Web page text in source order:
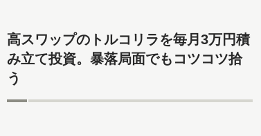
高スワップのトルコリラを毎月3万円積
み立て投資。暴落局面でもコツコツ拾
う